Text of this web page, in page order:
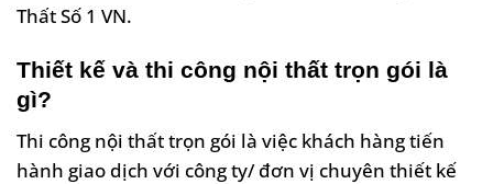
Thất Số 1 VN.
Thiết kế và thi công nội thất trọn gói là
gì?
Thi công nội thất trọn gói là việc khách hàng tiến
hành giao dịch với công ty/ đơn vị chuyên thiết kế